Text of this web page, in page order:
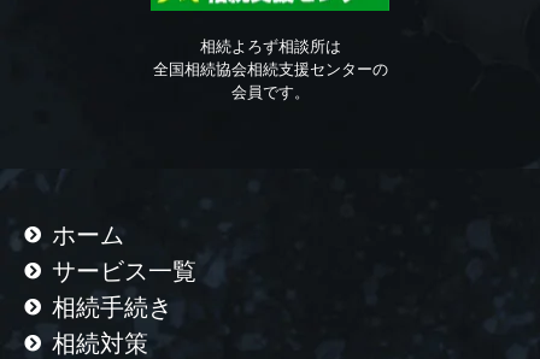
相続よろず相談所は
全国相続協会相続支援センターの
会員です。
ホーム
サービス一覧
相続手続き
相続対策